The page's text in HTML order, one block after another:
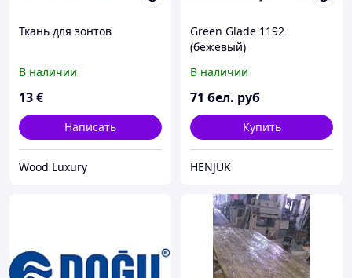
Ткань для зонтов
В наличии
13€
Написать
Wood Luxury
Green Glade 1192
(бежевый)
В наличии
71 бел. руб
Купить
HENJUK